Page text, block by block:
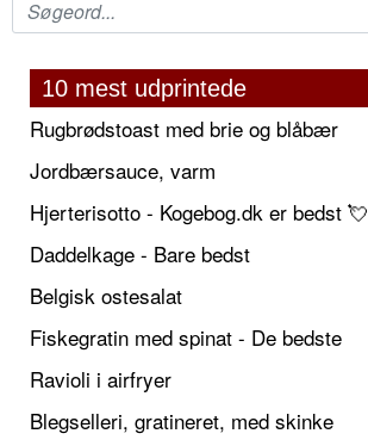
10 mest udprintede
Rugbrødstoast med brie og blåbær
Jordbærsauce, varm
Hjerterisotto - Kogebog.dk er bedst 💘
Daddelkage - Bare bedst
Belgisk ostesalat
Fiskegratin med spinat - De bedste
Ravioli i airfryer
Blegselleri, gratineret, med skinke